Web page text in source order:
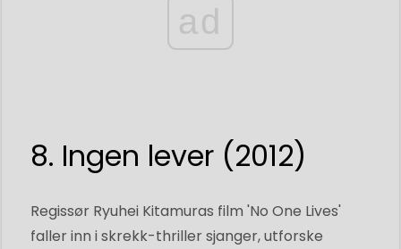
ad
8. Ingen lever (2012)
Regissør Ryuhei Kitamuras film 'No One Lives'
faller inn i skrekk-thriller sjanger, utforske